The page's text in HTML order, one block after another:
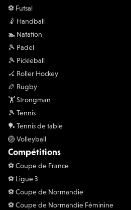
⚽️ Futsal
🤾 Handball
🏊 Natation
🎾 Padel
🎾 Pickleball
🏑 Roller Hockey
🏉 Rugby
🏋 Strongman
🎾 Tennis
🏓 Tennis de table
🏐 Volleyball
Compétitions
⚽️ Coupe de France
⚽️ Ligue 3
⚽️ Coupe de Normandie
⚽️ Coupe de Normandie Féminine